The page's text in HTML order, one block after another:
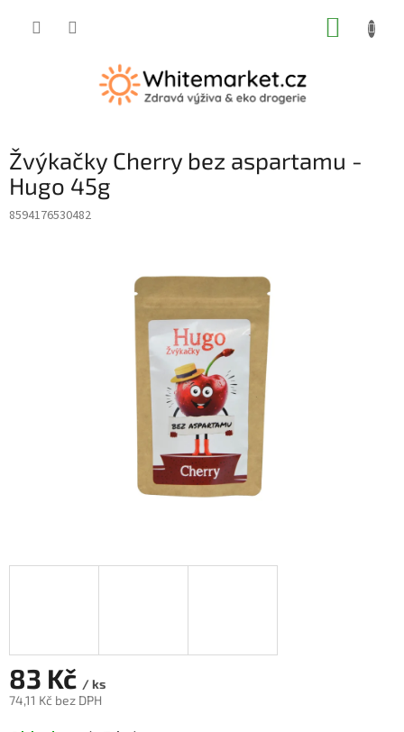
Žvýkačky Cherry bez aspartamu -
Hugo 45g
8594176530482
83 Kč / ks
74,11 Kč bez DPH